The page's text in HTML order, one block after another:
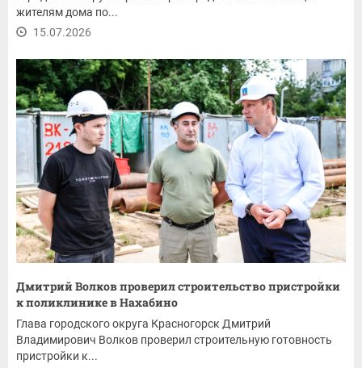
жителям дома по...
15.07.2026
Дмитрий Волков проверил строительство пристройки
к поликлинике в Нахабино
Глава городского округа Красногорск Дмитрий
Владимирович Волков проверил строительную готовность
пристройки к...